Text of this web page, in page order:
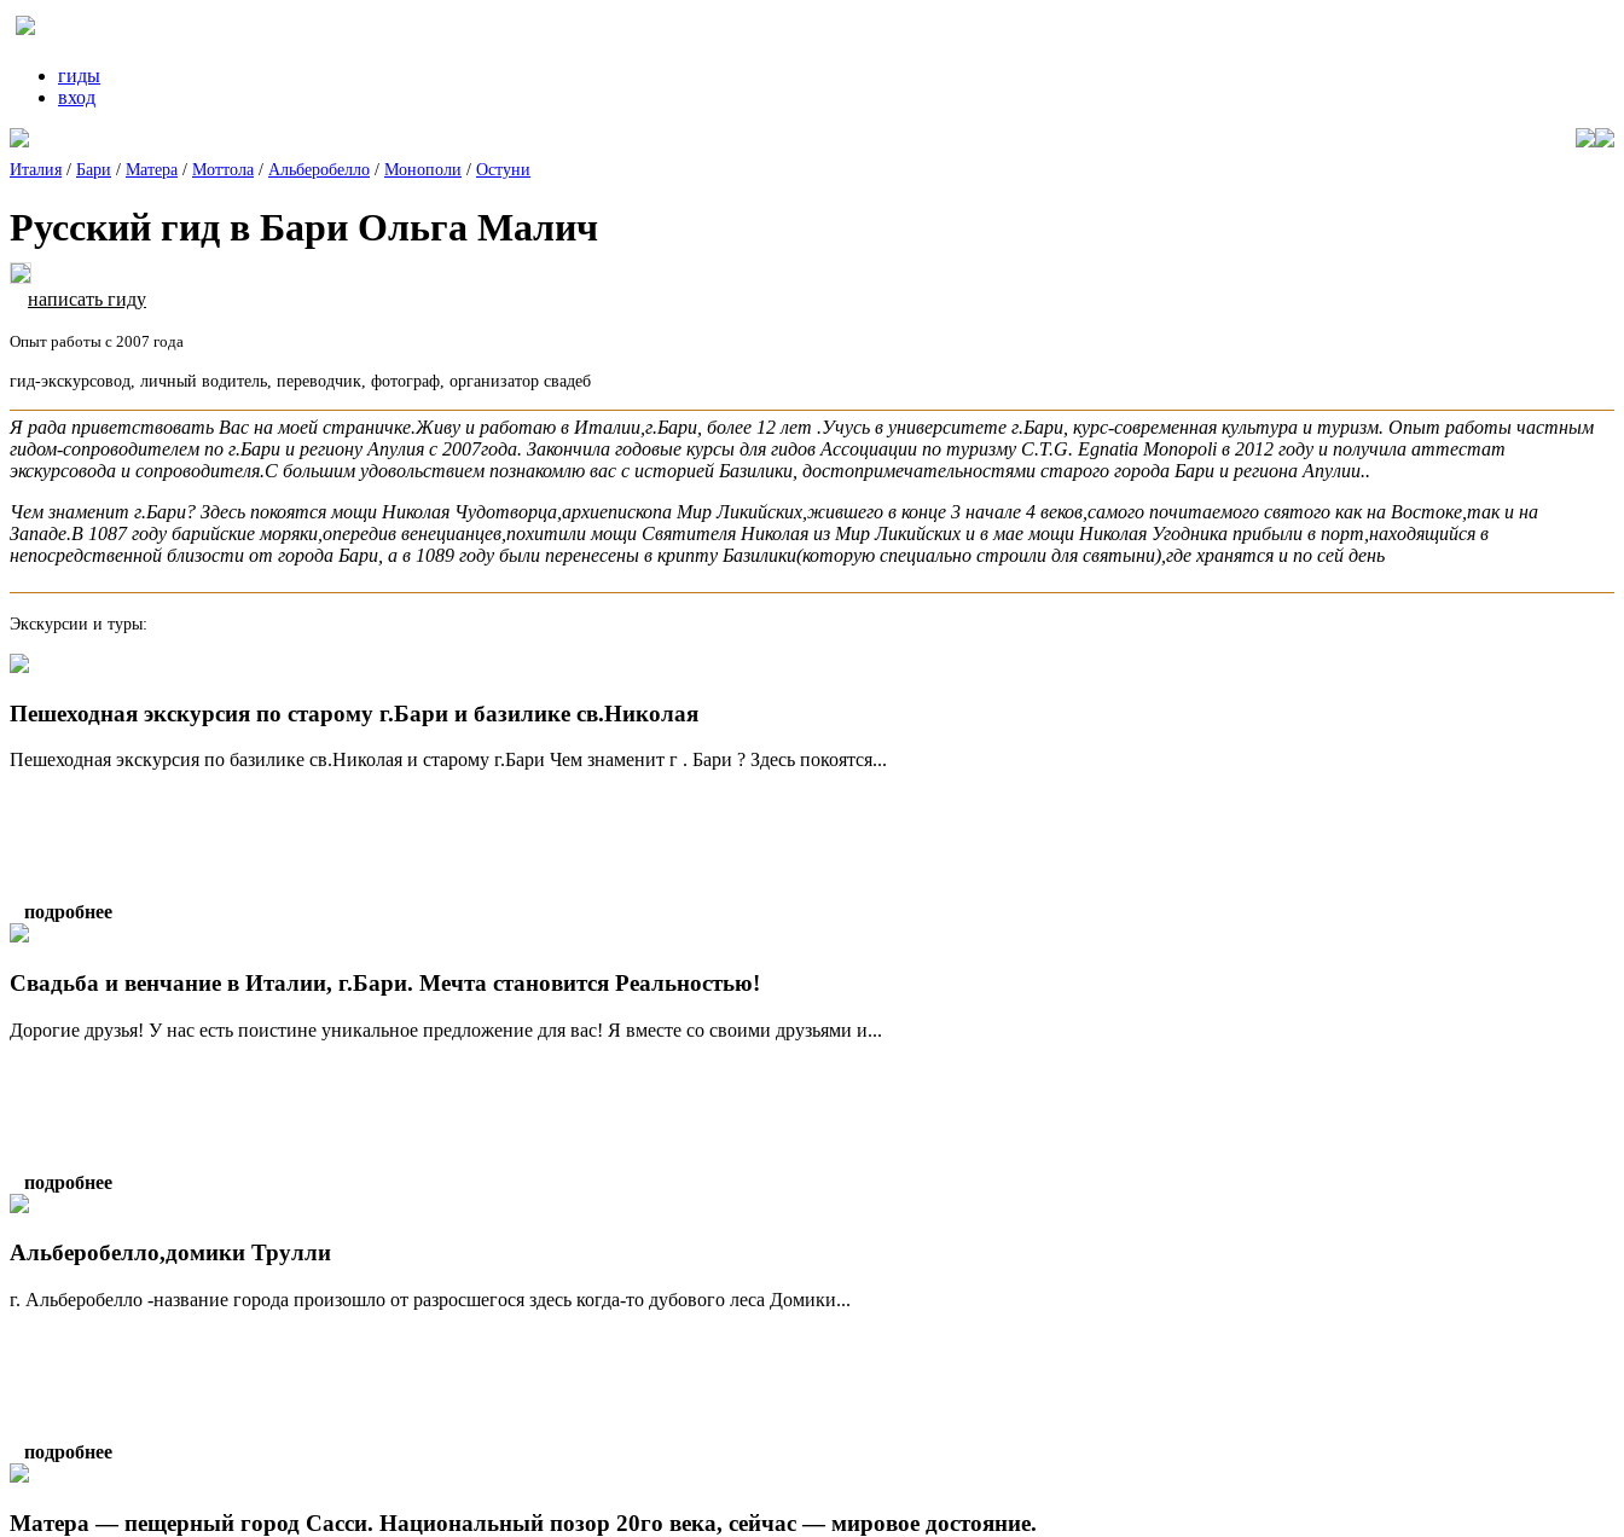
гиды
вход
Италия / Бари / Матера / Моттола / Альберобелло / Монополи / Остуни
Русский гид в Бари Ольга Малич
написать гиду
Опыт работы с 2007 года
гид-экскурсовод, личный водитель, переводчик, фотограф, организатор свадеб
Я рада приветствовать Вас на моей страничке.Живу и работаю в Италии,г.Бари, более 12 лет .Учусь в университете г.Бари, курс-современная культура и туризм. Опыт работы частным
гидом-сопроводителем по г.Бари и региону Апулия с 2007года. Закончила годовые курсы для гидов Ассоциации по туризму C.T.G. Egnatia Monopoli в 2012 году и получила аттестат
экскурсовода и сопроводителя.С большим удовольствием познакомлю вас с историей Базилики, достопримечательностями старого города Бари и региона Апулии..
Чем знаменит г.Бари? Здесь покоятся мощи Николая Чудотворца,архиепископа Мир Ликийских,жившего в конце 3 начале 4 веков,самого почитаемого святого как на Востоке,так и на
Западе.В 1087 году барийские моряки,опередив венецианцев,похитили мощи Святителя Николая из Мир Ликийских и в мае мощи Николая Угодника прибыли в порт,находящийся в
непосредственной близости от города Бари, а в 1089 году были перенесены в крипту Базилики(которую специально строили для святыни),где хранятся и по сей день
Экскурсии и туры:
Пешеходная экскурсия по старому г.Бари и базилике св.Николая
Пешеходная экскурсия по базилике св.Николая и старому г.Бари Чем знаменит г . Бари ? Здесь покоятся...
подробнее
Свадьба и венчание в Италии, г.Бари. Мечта становится Реальностью!
Дорогие друзья! У нас есть поистине уникальное предложение для вас! Я вместе со своими друзьями и...
подробнее
Альберобелло,домики Трулли
г. Альберобелло -название города произошло от разросшегося здесь когда-то дубового леса Домики...
подробнее
Матера — пещерный город Сасси. Национальный позор 20го века, сейчас — мировое достояние.